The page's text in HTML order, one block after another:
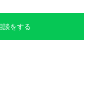
談をする